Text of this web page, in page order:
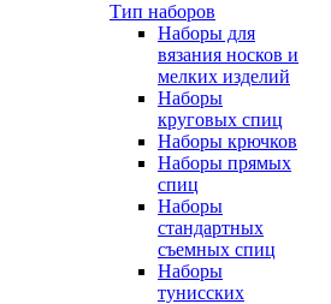
Тип наборов
Наборы для
вязания носков и
мелких изделий
Наборы
круговых спиц
Наборы крючков
Наборы прямых
спиц
Наборы
стандартных
съемных спиц
Наборы
тунисских